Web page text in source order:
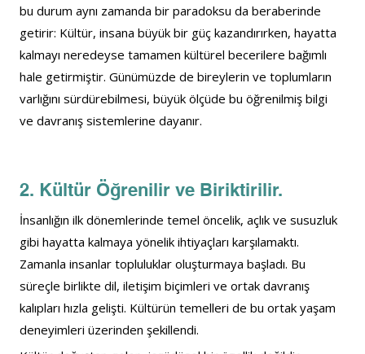
bu durum aynı zamanda bir paradoksu da beraberinde
getirir: Kültür, insana büyük bir güç kazandırırken, hayatta
kalmayı neredeyse tamamen kültürel becerilere bağımlı
hale getirmiştir. Günümüzde de bireylerin ve toplumların
varlığını sürdürebilmesi, büyük ölçüde bu öğrenilmiş bilgi
ve davranış sistemlerine dayanır.
2. Kültür Öğrenilir ve Biriktirilir.
İnsanlığın ilk dönemlerinde temel öncelik, açlık ve susuzluk
gibi hayatta kalmaya yönelik ihtiyaçları karşılamaktı.
Zamanla insanlar topluluklar oluşturmaya başladı. Bu
süreçle birlikte dil, iletişim biçimleri ve ortak davranış
kalıpları hızla gelişti. Kültürün temelleri de bu ortak yaşam
deneyimleri üzerinden şekillendi.